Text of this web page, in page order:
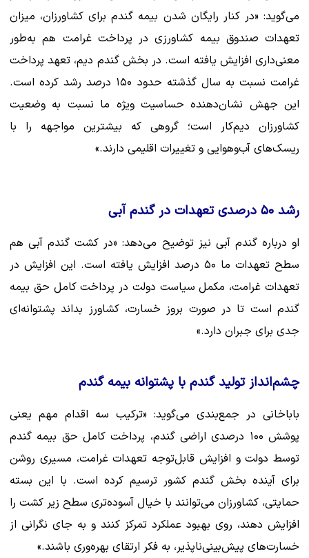
می‌گوید: «در کنار رایگان شدن بیمه گندم برای کشاورزان، میزان
تعهدات صندوق بیمه کشاورزی در پرداخت غرامت هم به‌طور
معنی‌داری افزایش یافته است. در بخش گندم دیم، تعهد پرداخت
غرامت نسبت به سال گذشته حدود ۱۵۰ درصد رشد کرده است.
این جهش نشان‌دهنده حساسیت ویژه ما نسبت به وضعیت
کشاورزان دیم‌کار است؛ گروهی که بیشترین مواجهه را با
ریسک‌های آب‌وهوایی و تغییرات اقلیمی دارند.»
رشد ۵۰ درصدی تعهدات در گندم آبی
او درباره گندم آبی نیز توضیح می‌دهد: «در کشت گندم آبی هم
سطح تعهدات ما ۵۰ درصد افزایش یافته است. این افزایش در
تعهدات غرامت، مکمل سیاست دولت در پرداخت کامل حق بیمه
گندم است تا در صورت بروز خسارت، کشاورز بداند پشتوانه‌ای
جدی برای جبران دارد.»
چشم‌انداز تولید گندم با پشتوانه بیمه گندم
باباخانی در جمع‌بندی می‌گوید: «ترکیب سه اقدام مهم یعنی
پوشش ۱۰۰ درصدی اراضی گندم، پرداخت کامل حق بیمه گندم
توسط دولت و افزایش قابل‌توجه تعهدات غرامت، مسیری روشن
برای آینده بخش گندم کشور ترسیم کرده است. با این بسته
حمایتی، کشاورزان می‌توانند با خیال آسوده‌تری سطح زیر کشت را
افزایش دهند، روی بهبود عملکرد تمرکز کنند و به جای نگرانی از
خسارت‌های پیش‌بینی‌ناپذیر، به فکر ارتقای بهره‌وری باشند.»